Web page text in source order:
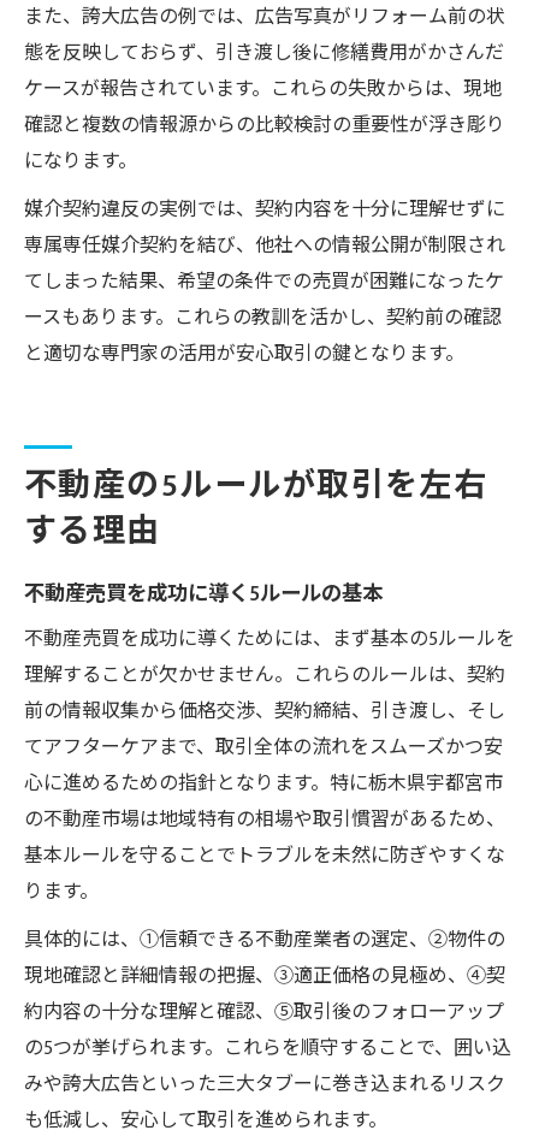
また、誇大広告の例では、広告写真がリフォーム前の状
態を反映しておらず、引き渡し後に修繕費用がかさんだ
ケースが報告されています。これらの失敗からは、現地
確認と複数の情報源からの比較検討の重要性が浮き彫り
になります。
媒介契約違反の実例では、契約内容を十分に理解せずに
専属専任媒介契約を結び、他社への情報公開が制限され
てしまった結果、希望の条件での売買が困難になったケ
ースもあります。これらの教訓を活かし、契約前の確認
と適切な専門家の活用が安心取引の鍵となります。
不動産の5ルールが取引を左右
する理由
不動産売買を成功に導く5ルールの基本
不動産売買を成功に導くためには、まず基本の5ルールを
理解することが欠かせません。これらのルールは、契約
前の情報収集から価格交渉、契約締結、引き渡し、そし
てアフターケアまで、取引全体の流れをスムーズかつ安
心に進めるための指針となります。特に栃木県宇都宮市
の不動産市場は地域特有の相場や取引慣習があるため、
基本ルールを守ることでトラブルを未然に防ぎやすくな
ります。
具体的には、①信頼できる不動産業者の選定、②物件の
現地確認と詳細情報の把握、③適正価格の見極め、④契
約内容の十分な理解と確認、⑤取引後のフォローアップ
の5つが挙げられます。これらを順守することで、囲い込
みや誇大広告といった三大タブーに巻き込まれるリスク
も低減し、安心して取引を進められます。